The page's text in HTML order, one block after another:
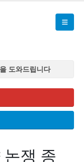
도와드립니다
도와드립니다
도와드립니다
도와드립니다
쟁 종